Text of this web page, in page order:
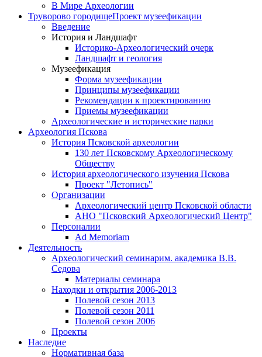
В Мире Археологии
Труворово городищеПроект музеефикации
Введение
История и Ландшафт
Историко-Археологический очерк
Ландшафт и геология
Музеефикация
Форма музеефикации
Принципы музеефикации
Рекомендации к проектированию
Приемы музеефикации
Археологические и исторические парки
Археология Пскова
История Псковской археологии
130 лет Псковскому Археологическому
Обществу
История археологического изучения Пскова
Проект "Летопись"
Организации
Археологический центр Псковской области
АНО "Псковский Археологический Центр"
Персоналии
Ad Memoriam
Деятельность
Археологический семинарим. академика В.В.
Седова
Материалы семинара
Находки и открытия 2006-2013
Полевой сезон 2013
Полевой сезон 2011
Полевой сезон 2006
Проекты
Наследие
Нормативная база